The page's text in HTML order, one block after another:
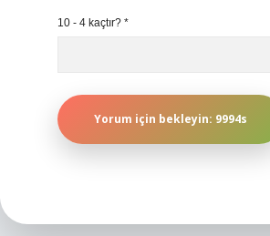
10 - 4 kaçtır? *